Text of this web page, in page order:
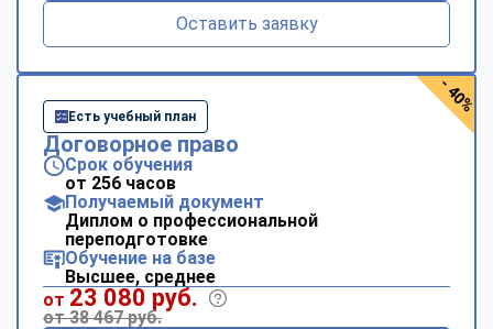
Оставить заявку
Есть учебный план
Договорное право
Срок обучения
от 256 часов
Получаемый документ
Диплом о профессиональной
переподготовке
Обучение на базе
Высшее, среднее
от 23 080 руб.
от 38 467 руб.
- 40%